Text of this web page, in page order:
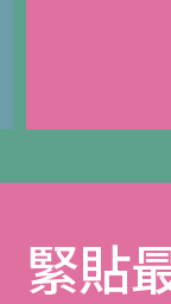
緊貼